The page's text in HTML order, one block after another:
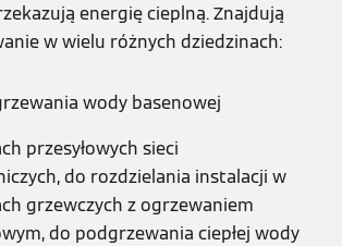
energię cieplną. Znajdują
w wielu różnych dziedzinach:
wody basenowej
przesyłowych sieci
do rozdzielania instalacji w
grzewczych z ogrzewaniem
do podgrzewania ciepłej wody